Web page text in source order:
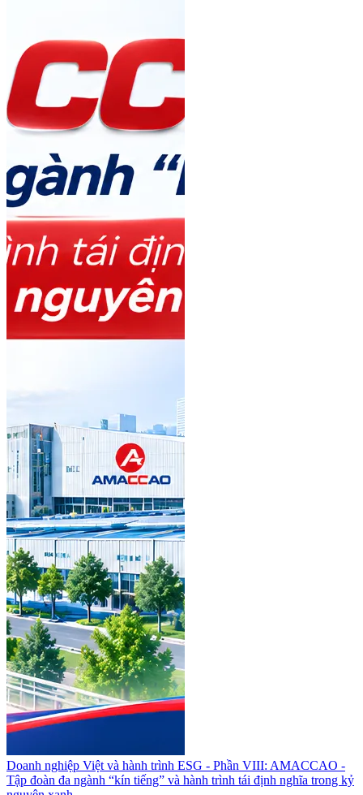
Doanh nghiệp Việt và hành trình ESG - Phần VIII: AMACCAO -
Tập đoàn đa ngành “kín tiếng” và hành trình tái định nghĩa trong kỷ